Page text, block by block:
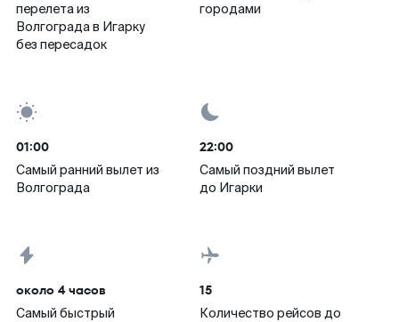
перелета из
Волгограда в Игарку
без пересадок
городами
01:00
Самый ранний вылет из
Волгограда
22:00
Самый поздний вылет
до Игарки
около 4 часов
Самый быстрый
15
Количество рейсов до